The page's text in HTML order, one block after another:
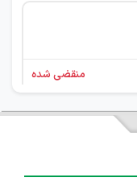
منقضی شده
منقضی شده